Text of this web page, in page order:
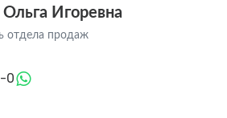
Игоревна
отдела продаж
0